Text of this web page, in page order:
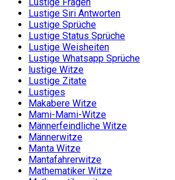
Lustige Siri Antworten
Lustige Sprüche
Lustige Status Sprüche
Lustige Weisheiten
Lustige Whatsapp Sprüche
lustige Witze
Lustige Zitate
Lustiges
Makabere Witze
Mami-Mami-Witze
Männerfeindliche Witze
Männerwitze
Manta Witze
Mantafahrerwitze
Mathematiker Witze